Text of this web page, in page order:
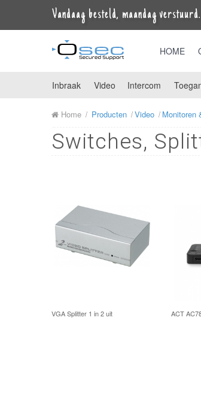
Vandaag besteld, maandag verstuurd.
HOME
Inbraak Video Intercom
Home Producten Video Monitoren
Switches,
VGA Splitter 1 in 2 uit ACT